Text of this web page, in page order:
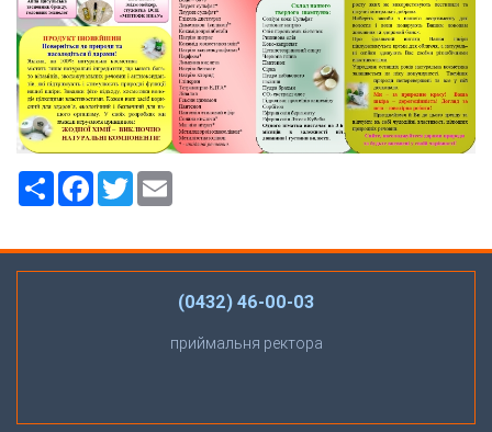
РесурсFacebook
Twitter
(0432) 46-00-03
приймальня ректора